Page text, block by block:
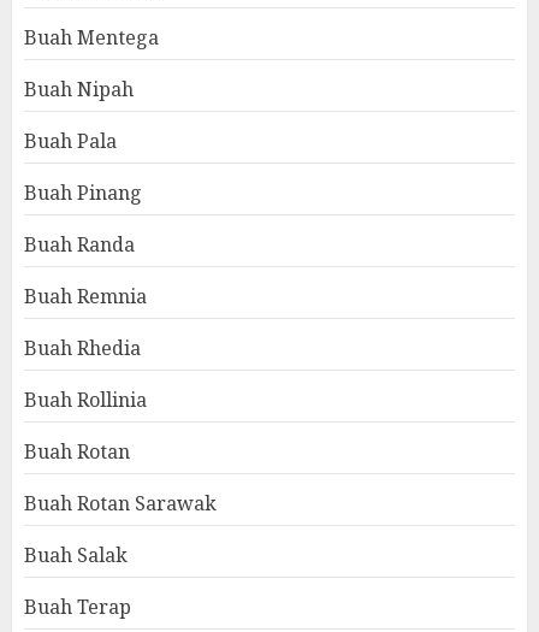
Buah Mentega
Buah Nipah
Buah Pala
Buah Pinang
Buah Randa
Buah Remnia
Buah Rhedia
Buah Rollinia
Buah Rotan
Buah Rotan Sarawak
Buah Salak
Buah Terap